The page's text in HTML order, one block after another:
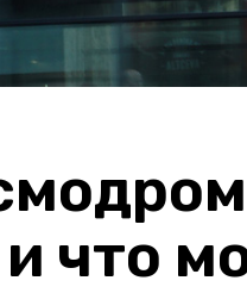
что